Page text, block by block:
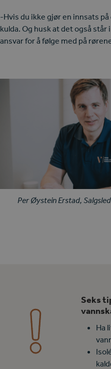
-Hvis du ikke gjør en innsats
kulda. Og husk at det også
ansvar for å følge med på
Per Øystein Erstad,
Seks
Ha